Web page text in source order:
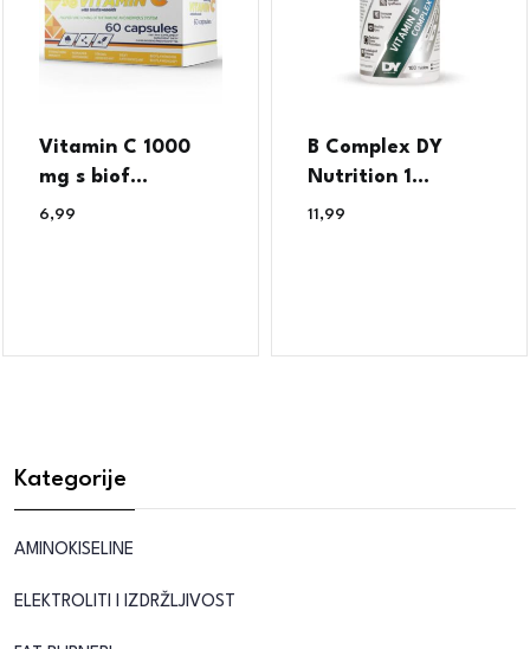
Vitamin C 1000
mg s biof...
6,99
B Complex DY
Nutrition 1...
11,99
Kategorije
AMINOKISELINE
ELEKTROLITI I IZDRŽLJIVOST